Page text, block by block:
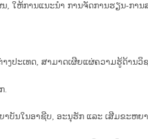
, ໃຫ້ການແນະນໍາ ການຈັດການຮຽນ-ການ
າງປະເທດ, ສາມາດເຜີຍແຜ່ຄວາມຮູ້ດ້ານວິ
.
າບັນໃນອາຊີບ,ອະນຸຮັກ ແລະ ເສີມຂະຫຍ